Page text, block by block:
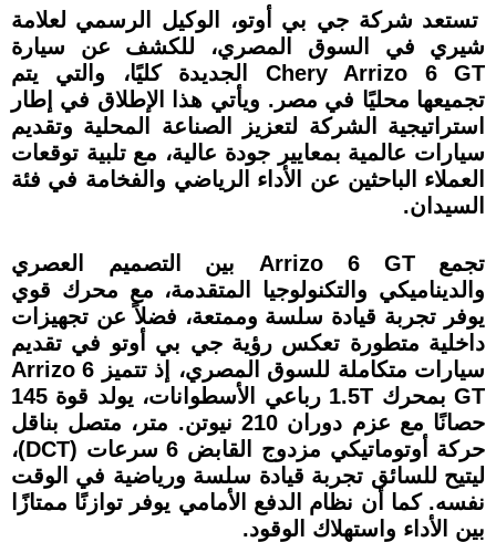
تستعد شركة جي بي أوتو، الوكيل الرسمي لعلامة
شيري في السوق المصري، للكشف عن سيارة
Chery Arrizo 6 GT الجديدة كليًا، والتي يتم
تجميعها محليًا في مصر. ويأتي هذا الإطلاق في إطار
استراتيجية الشركة لتعزيز الصناعة المحلية وتقديم
سيارات عالمية بمعايير جودة عالية، مع تلبية توقعات
العملاء الباحثين عن الأداء الرياضي والفخامة في فئة
السيدان.
تجمع Arrizo 6 GT بين التصميم العصري
والديناميكي والتكنولوجيا المتقدمة، مع محرك قوي
يوفر تجربة قيادة سلسة وممتعة، فضلاً عن تجهيزات
داخلية متطورة تعكس رؤية جي بي أوتو في تقديم
سيارات متكاملة للسوق المصري، إذ تتميز Arrizo 6
GT بمحرك 1.5T رباعي الأسطوانات، يولد قوة 145
حصانًا مع عزم دوران 210 نيوتن. متر، متصل بناقل
حركة أوتوماتيكي مزدوج القابض 6 سرعات (DCT)،
ليتيح للسائق تجربة قيادة سلسة ورياضية في الوقت
نفسه. كما أن نظام الدفع الأمامي يوفر توازنًا ممتازًا
بين الأداء واستهلاك الوقود.